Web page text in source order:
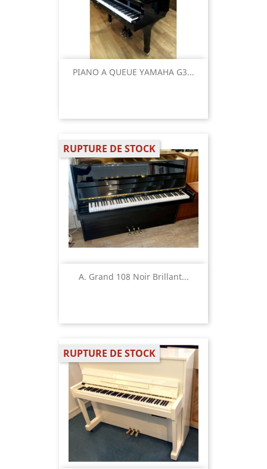
PIANO A QUEUE YAMAHA G3...
A. Grand 108 Noir Brillant...
RUPTURE DE STOCK
RUPTURE DE STOCK